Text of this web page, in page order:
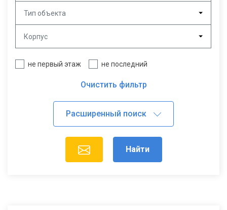
Тип объекта
Корпус
не первый этаж не последний
Очистить фильтр
Найти